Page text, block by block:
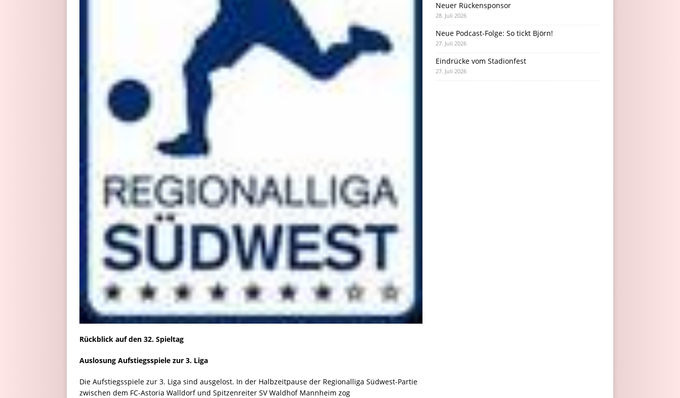
Rückblick auf den 32. Spieltag
Auslosung Aufstiegsspiele zur 3. Liga
Die Aufstiegsspiele zur 3. Liga sind ausgelost. In der Halbzeitpause der Regionalliga Südwest-Partie
zwischen dem FC-Astoria Walldorf und Spitzenreiter SV Waldhof Mannheim zog
Neuer Rückensponsor
28. Juli 2026
Neue Podcast-Folge: So tickt Björn!
27. Juli 2026
Eindrücke vom Stadionfest
27. Juli 2026